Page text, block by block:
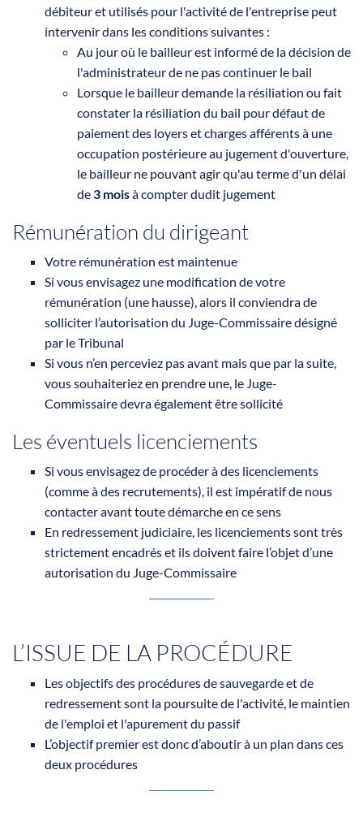
débiteur et utilisés pour l'activité de l'entreprise peut
intervenir dans les conditions suivantes :
Au jour où le bailleur est informé de la décision de
l'administrateur de ne pas continuer le bail
Lorsque le bailleur demande la résiliation ou fait
constater la résiliation du bail pour défaut de
paiement des loyers et charges afférents à une
occupation postérieure au jugement d'ouverture,
le bailleur ne pouvant agir qu'au terme d'un délai
de 3 moisà compter dudit jugement
Rémunération du dirigeant
Votre rémunération est maintenue
Si vous envisagez une modification de votre
rémunération (une hausse), alors il conviendra de
solliciter l’autorisation du Juge-Commissaire désigné
par le Tribunal
Si vous n’en perceviez pas avant mais que par la suite,
vous souhaiteriez en prendre une, le Juge-
Commissaire devra également être sollicité
Les éventuels licenciements
Si vous envisagez de procéder à des licenciements
(comme à des recrutements), il est impératif de nous
contacter avant toute démarche en ce sens
En redressement judiciaire, les licenciements sont très
strictement encadrés et ils doivent faire l’objet d’une
autorisation du Juge-Commissaire
L’ISSUE DE LA PROCÉDURE
Les objectifs des procédures de sauvegarde et de
redressement sont la poursuite de l'activité, le maintien
de l'emploi et l'apurement du passif
L’objectif premier est donc d’aboutir à un plan dans ces
deux procédures